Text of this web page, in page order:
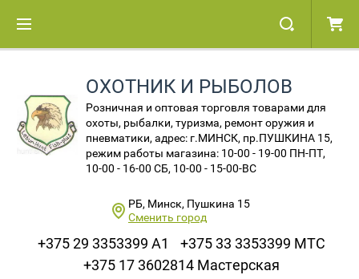
ОХОТНИК И РЫБОЛОВ
Розничная и оптовая торговля товарами для
охоты, рыбалки, туризма, ремонт оружия и
пневматики, адрес: г.МИНСК, пр.ПУШКИНА 15,
режим работы магазина: 10-00 - 19-00 ПН-ПТ,
10-00 - 16-00 СБ, 10-00 - 15-00-ВС
РБ, Минск, Пушкина 15
Сменить город
+375 29 3353399 A1
+375 33 3353399 МТС
+375 17 3602814 Мастерская